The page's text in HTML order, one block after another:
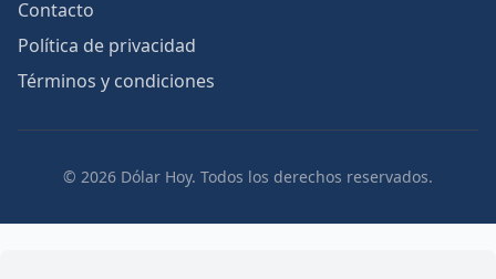
Contacto
Política de privacidad
Términos y condiciones
© 2026 Dólar Hoy. Todos los derechos reservados.